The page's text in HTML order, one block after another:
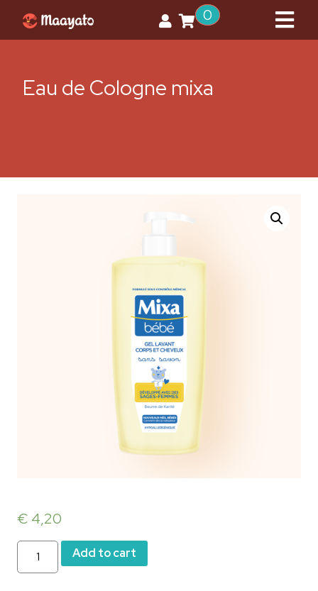
0
Eau de Cologne mixa
€ 4,20
Eau
Add to cart